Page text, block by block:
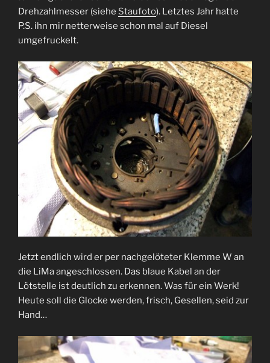
Drehzahlmesser (siehe Staufoto). Letztes Jahr hatte
P.S. ihn mir netterweise schon mal auf Diesel
umgefruckelt.
Jetzt endlich wird er per nachgelöteter Klemme W an
die LiMa angeschlossen. Das blaue Kabel an der
Lötstelle ist deutlich zu erkennen. Was für ein Werk!
Heute soll die Glocke werden, frisch, Gesellen, seid zur
Hand…